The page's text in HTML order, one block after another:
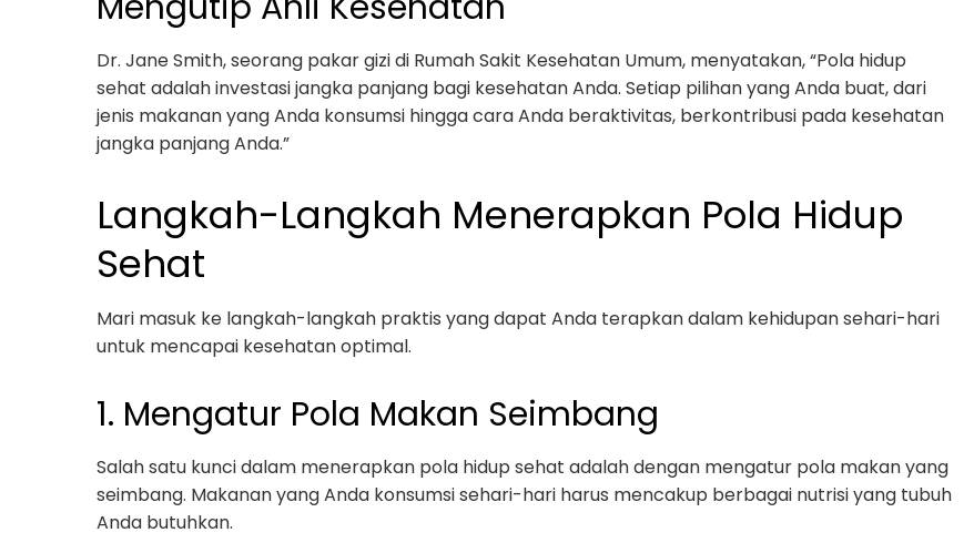
Dr. Jane Smith, seorang pakar gizi di Rumah Sakit Kesehatan Umum, menyatakan, “Pola hidup
sehat adalah investasi jangka panjang bagi kesehatan Anda. Setiap pilihan yang Anda buat, dari
jenis makanan yang Anda konsumsi hingga cara Anda beraktivitas, berkontribusi pada kesehatan
jangka panjang Anda.”
Langkah-Langkah Menerapkan Pola Hidup
Sehat
Mari masuk ke langkah-langkah praktis yang dapat Anda terapkan dalam kehidupan sehari-hari
untuk mencapai kesehatan optimal.
1. Mengatur Pola Makan Seimbang
Salah satu kunci dalam menerapkan pola hidup sehat adalah dengan mengatur pola makan yang
seimbang. Makanan yang Anda konsumsi sehari-hari harus mencakup berbagai nutrisi yang tubuh
Anda butuhkan.